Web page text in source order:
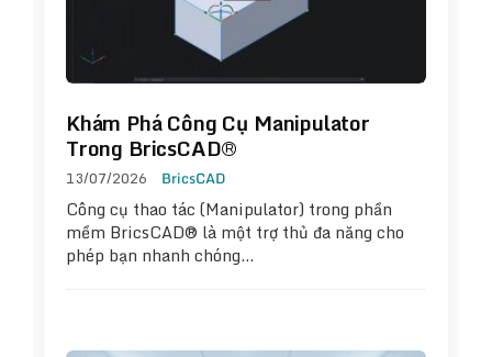
Khám Phá Công Cụ Manipulator
Trong BricsCAD®
13/07/2026 BricsCAD
Công cụ thao tác (Manipulator) trong phần
mềm BricsCAD® là một trợ thủ đa năng cho
phép bạn nhanh chóng…